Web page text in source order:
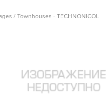
/ Townhouses - TECHNONICOL